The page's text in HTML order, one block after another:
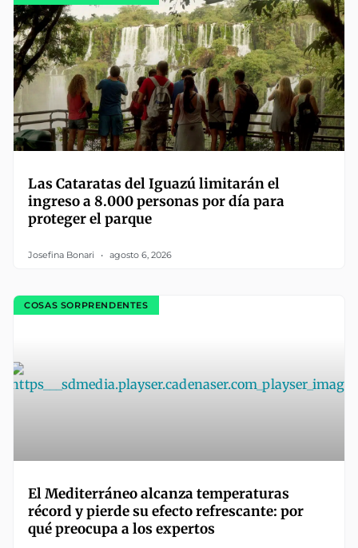
Las Cataratas del Iguazú limitarán el
ingreso a 8.000 personas por día para
proteger el parque
Josefina Bonari agosto 6, 2026
COSAS SORPRENDENTES
El Mediterráneo alcanza temperaturas
récord y pierde su efecto refrescante: por
qué preocupa a los expertos